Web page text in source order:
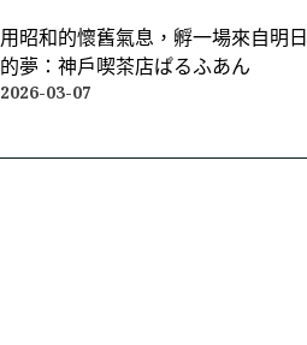
用昭和的懷舊氣息，孵一場來自明日
的夢：神戶喫茶店ぱるふあん
2026-03-07